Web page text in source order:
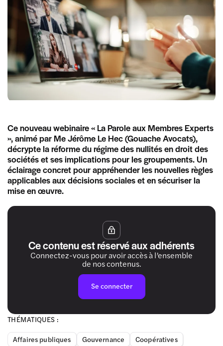
THÉMATIQUES :
Affaires publiques
Gouvernance Coopératives
Ce nouveau webinaire « La Parole aux Membres Experts
», animé par Me Jérôme Le Hec (Gouache Avocats),
décrypte la réforme du régime des nullités en droit des
sociétés et ses implications pour les groupements. Un
éclairage concret pour appréhender les nouvelles règles
applicables aux décisions sociales et en sécuriser la
mise en œuvre.
Ce contenu est réservé aux adhérents
Connectez-vous pour avoir accès à l’ensemble
de nos contenus.
Se connecter